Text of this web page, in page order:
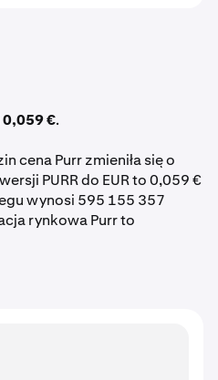
0,059 €.
cena Purr zmieniła się o
PURR do EUR to 0,059 €
wynosi 595 155 357
rynkowa Purr to